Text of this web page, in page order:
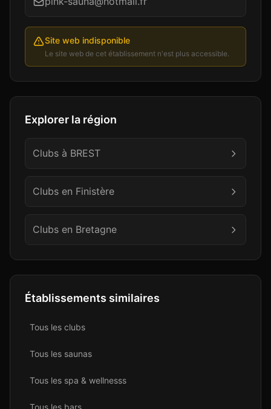
Site web indisponible
Le site web de cet établissement n'est plus accessible.
Explorer la région
Clubs à BREST
Clubs en Finistère
Clubs en Bretagne
Établissements similaires
Tous les clubs
Tous les saunas
Tous les spa & wellnesss
Tous les bars